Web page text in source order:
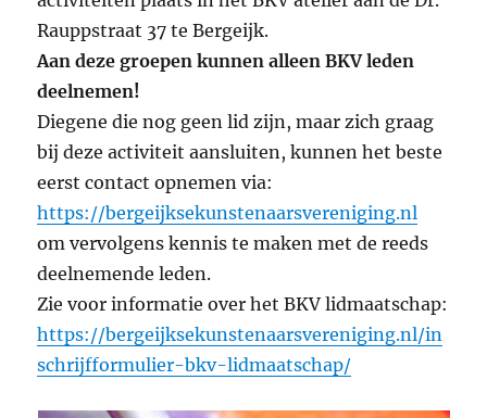
Rauppstraat 37 te Bergeijk.
Aan deze groepen kunnen alleen BKV leden
deelnemen!
Diegene die nog geen lid zijn, maar zich graag
bij deze activiteit aansluiten, kunnen het beste
eerst contact opnemen via:
https://bergeijksekunstenaarsvereniging.nl
om vervolgens kennis te maken met de reeds
deelnemende leden.
Zie voor informatie over het BKV lidmaatschap:
https://bergeijksekunstenaarsvereniging.nl/in
schrijfformulier-bkv-lidmaatschap/